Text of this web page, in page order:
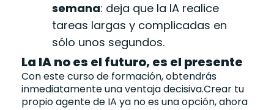
semana: deja que la IA realice
tareas largas y complicadas en
sólo unos segundos.
La IA no es el futuro, es el presente
Con este curso de formación, obtendrás
inmediatamente una ventaja decisiva.Crear tu
propio agente de IA ya no es una opción, ahora